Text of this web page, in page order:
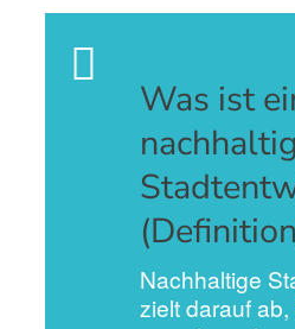
Was ist
Nachhaltige
zielt darauf